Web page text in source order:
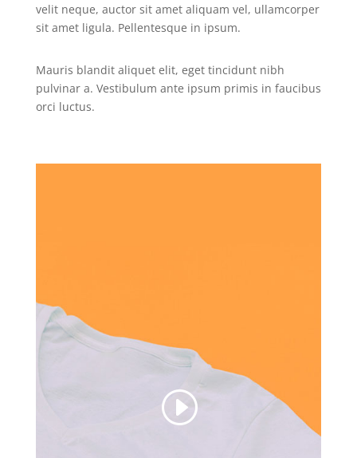
velit neque, auctor sit amet aliquam vel, ullamcorper
sit amet ligula. Pellentesque in ipsum.
Mauris blandit aliquet elit, eget tincidunt nibh
pulvinar a. Vestibulum ante ipsum primis in faucibus
orci luctus.